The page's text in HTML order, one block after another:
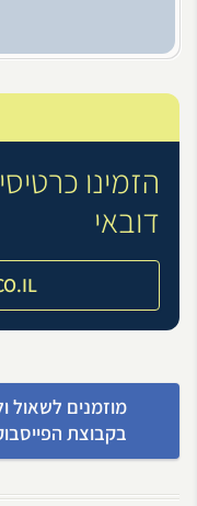
הזמינו
דובאי
מוזמנים לשאול
בקבוצת